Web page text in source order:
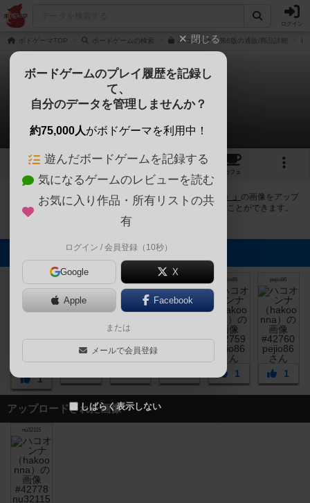
ログイン
ボドゲーマTOP ボードゲームの検索 ハコオンナ 第6版の通販/商品詳細
ハコオンナ
7件の画像
7 1 28
カフェ
ボドゲーマにログインすると、 「ハコオンナ（hakoonna）」 の画像をアップ
ロード出来たり、他のユーザーの投稿画像に評価を付けることができます。
また、トップ6の画像は様々なページで表示されます。
トップに表示される画像
ボドゲーマ運営
1
ちよすけ pejio86
1
pejio86
1
アップロードされた画像
nu32115
閉じる
ボードゲームのプレイ履歴を記録し
て、
自分のデータを管理しませんか？
約75,000人がボドゲーマを利用中！
遊んだボードゲームを記録する
気になるゲームのレビューを読む
お気に入り作品・所有リストの共
有
ログイン / 会員登録（10秒）
Google X
Apple Facebook
または
メールで会員登録
しばらく表示しない